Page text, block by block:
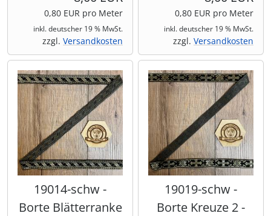
0,80 EUR pro Meter
inkl. deutscher 19 % MwSt.
zzgl. Versandkosten
0,80 EUR pro Meter
inkl. deutscher 19 % MwSt.
zzgl. Versandkosten
19014-schw -
Borte Blätterranke
19019-schw -
Borte Kreuze 2 -